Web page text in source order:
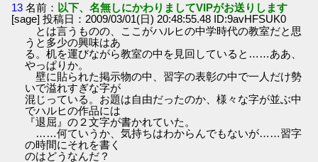
13 名前： 以下、名無しにかわりましてVIPがお送りします
[sage] 投稿日：2009/03/01(日) 20:48:55.48 ID:9avHFSUK0
とは言うものの、ここがハルヒの中学時代の教室だと思
うと多少の興味はあ
る。机を運びながら教室の中を見回していると……ああ、
やっぱりか。
壁に貼られた掲示物の中、習字の表彰の中で一人だけ勢
いで溢れすぎな字が
混じっている。お題は自由だったのか、様々な字が並ぶ中
でハルヒの作品には
『退屈』の２文字が書かれていた。
……何ていうか、気持ちはわからんでもないが……習字
の時間にそれを書く
のはどうなんだ？